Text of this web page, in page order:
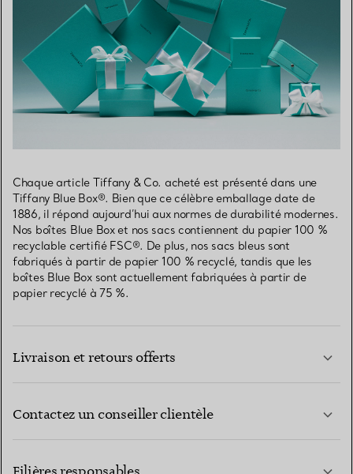
Chaque article Tiffany & Co. acheté est présenté dans une
Tiffany Blue Box®. Bien que ce célèbre emballage date de
1886, il répond aujourd’hui aux normes de durabilité modernes.
Nos boîtes Blue Box et nos sacs contiennent du papier 100 %
recyclable certifié FSC®. De plus, nos sacs bleus sont
fabriqués à partir de papier 100 % recyclé, tandis que les
boîtes Blue Box sont actuellement fabriquées à partir de
papier recyclé à 75 %.
Livraison et retours offerts
Contactez un conseiller clientèle